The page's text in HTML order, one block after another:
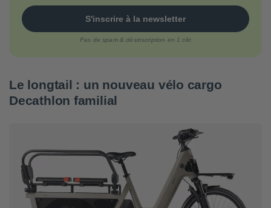
S'inscrire à la newsletter
Pas de spam & désinscription en 1 clic
Le longtail : un nouveau vélo cargo
Decathlon familial